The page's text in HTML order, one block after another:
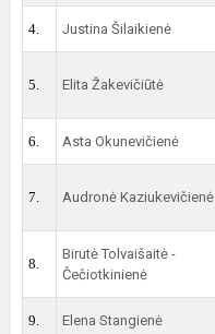
4. Justina Šilaikienė
5. Elita Žakevičiūtė
6. Asta Okunevičienė
7. Audronė Kaziukevičienė
8.
Birutė Tolvaišaitė -
Čečiotkinienė
9. Elena Stangienė